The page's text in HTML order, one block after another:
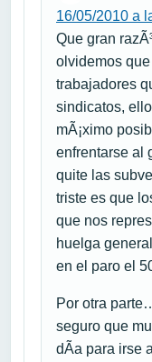
16/05/2010 a
Que gran
olvidemos
trabajadores
sindicatos,
mÃ¡ximo
enfrentarse al
quite las
triste es que
que nos
huelga
en el paro el
Por otra
seguro que
dÃ­a para irse